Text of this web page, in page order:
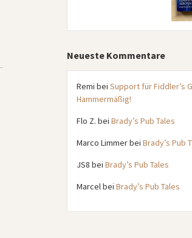
Neueste Kommentare
Remi bei Support für Fiddler’s
Hammermäßig!
Flo Z. bei Brady’s Pub Tales
Marco Limmerbei Brady’s Pub
JS8 bei Brady’s Pub Tales
Marcel bei Brady’s Pub Tales